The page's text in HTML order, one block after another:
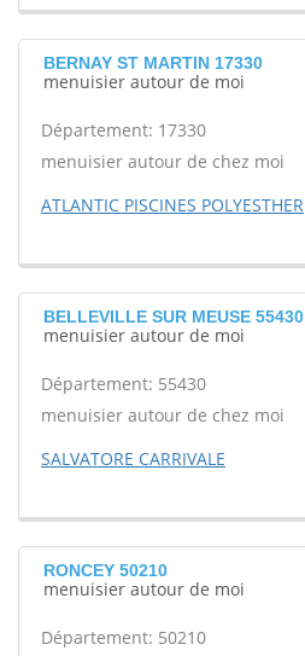
BERNAY ST MARTIN 17330
menuisier autour de moi
Département: 17330
menuisier autour de chez moi
ATLANTIC PISCINES POLYESTHER
BELLEVILLE SUR MEUSE 55430
menuisier autour de moi
Département: 55430
menuisier autour de chez moi
SALVATORE CARRIVALE
RONCEY 50210
menuisier autour de moi
Département: 50210